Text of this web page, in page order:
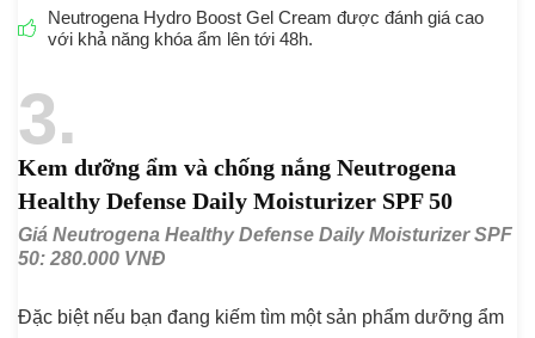
Neutrogena Hydro Boost Gel Cream được đánh giá cao
với khả năng khóa ẩm lên tới 48h.
3
Kem dưỡng ẩm và chống nắng Neutrogena
Healthy Defense Daily Moisturizer SPF 50
Giá Neutrogena Healthy Defense Daily Moisturizer SPF
50: 280.000 VNĐ
Đặc biệt nếu bạn đang kiếm tìm một sản phẩm dưỡng ẩm